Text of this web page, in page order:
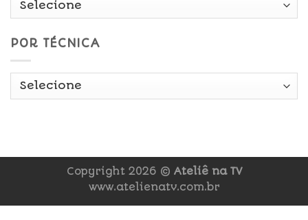
POR TÉCNICA
Copyright 2026 © Ateliê na TV
www.atelienatv.com.br